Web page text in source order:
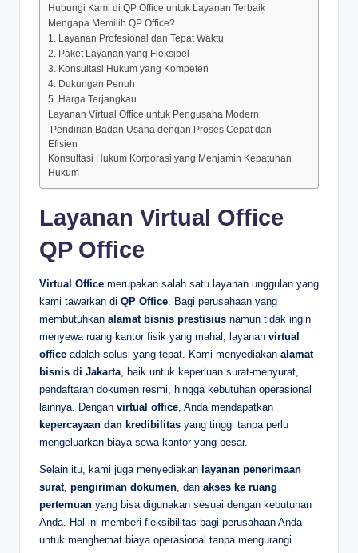
Hubungi Kami di QP Office untuk Layanan Terbaik
Mengapa Memilih QP Office?
1. Layanan Profesional dan Tepat Waktu
2. Paket Layanan yang Fleksibel
3. Konsultasi Hukum yang Kompeten
4. Dukungan Penuh
5. Harga Terjangkau
Layanan Virtual Office untuk Pengusaha Modern
️ Pendirian Badan Usaha dengan Proses Cepat dan
Efisien
Konsultasi Hukum Korporasi yang Menjamin Kepatuhan
Hukum
Layanan Virtual Office
QP Office
Virtual Office merupakan salah satu layanan unggulan yang
kami tawarkan di QP Office . Bagi perusahaan yang
membutuhkan alamat bisnis prestisius namun tidak ingin
menyewa ruang kantor fisik yang mahal, layanan virtual
office adalah solusi yang tepat. Kami menyediakan alamat
bisnis di Jakarta , baik untuk keperluan surat-menyurat,
pendaftaran dokumen resmi, hingga kebutuhan operasional
lainnya. Dengan virtual office , Anda mendapatkan
kepercayaan dan kredibilitas yang tinggi tanpa perlu
mengeluarkan biaya sewa kantor yang besar.
Selain itu, kami juga menyediakan layanan penerimaan
surat, pengiriman dokumen , dan akses ke ruang
pertemuan yang bisa digunakan sesuai dengan kebutuhan
Anda. Hal ini memberi fleksibilitas bagi perusahaan Anda
untuk menghemat biaya operasional tanpa mengurangi